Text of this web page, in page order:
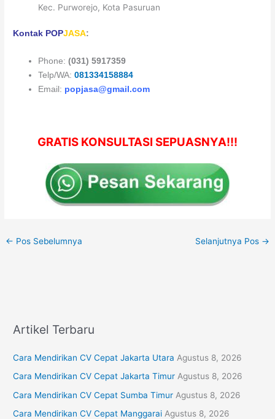
Kec. Purworejo, Kota Pasuruan
Kontak POPJASA:
Phone:(031) 5917359
Telp/WA:081334158884
Email: popjasa@gmail.com
GRATIS KONSULTASI SEPUASNYA!!!
← Pos Sebelumnya Selanjutnya Pos →
Artikel Terbaru
Cara Mendirikan CV Cepat Jakarta Utara Agustus 8, 2026
Cara Mendirikan CV Cepat Jakarta Timur Agustus 8, 2026
Cara Mendirikan CV Cepat Sumba Timur Agustus 8, 2026
Cara Mendirikan CV Cepat Manggarai Agustus 8, 2026